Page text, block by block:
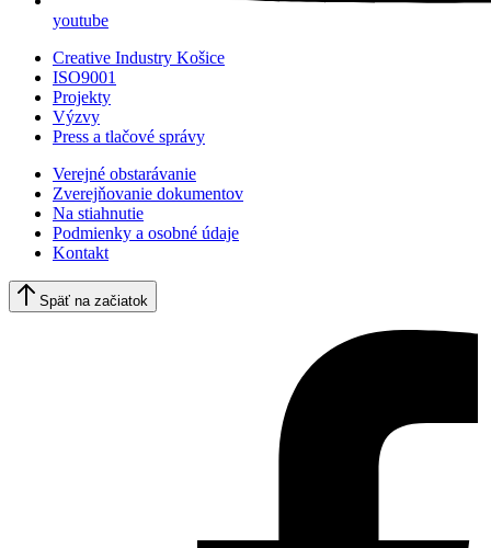
youtube
Creative Industry Košice
ISO9001
Projekty
Výzvy
Press a tlačové správy
Verejné obstarávanie
Zverejňovanie dokumentov
Na stiahnutie
Podmienky a osobné údaje
Kontakt
Späť na začiatok